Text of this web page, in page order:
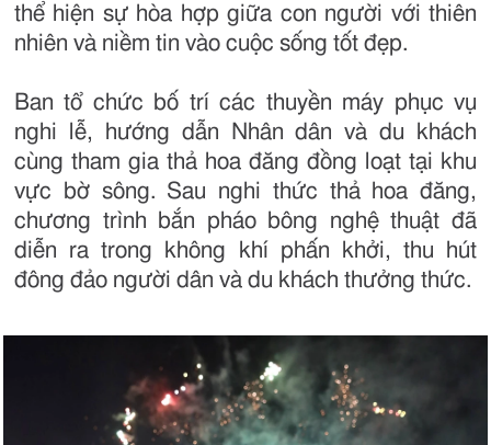
thể hiện sự hòa hợp giữa con người với thiên
nhiên và niềm tin vào cuộc sống tốt đẹp.
Ban tổ chức bố trí các thuyền máy phục vụ
nghi lễ, hướng dẫn Nhân dân và du khách
cùng tham gia thả hoa đăng đồng loạt tại khu
vực bờ sông. Sau nghi thức thả hoa đăng,
chương trình bắn pháo bông nghệ thuật đã
diễn ra trong không khí phấn khởi, thu hút
đông đảo người dân và du khách thưởng thức.